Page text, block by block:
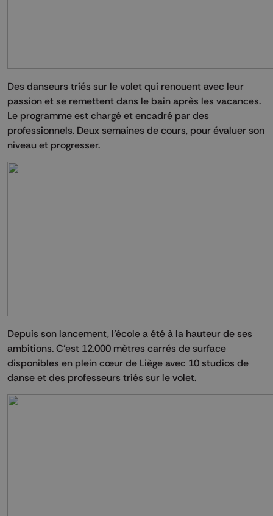
Des danseurs triés sur le volet qui renouent avec leur
passion et se remettent dans le bain après les vacances.
Le programme est chargé et encadré par des
professionnels. Deux semaines de cours, pour évaluer son
niveau et progresser.
Depuis son lancement, l’école a été à la hauteur de ses
ambitions. C’est 12.000 mètres carrés de surface
disponibles en plein cœur de Liège avec 10 studios de
danse et des professeurs triés sur le volet.